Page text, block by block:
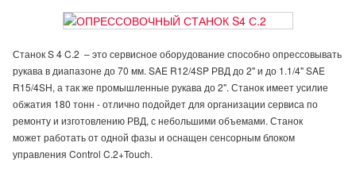
Станок S 4 C.2 – это сервисное оборудование способно опрессовывать
рукава в диапазоне до 70 мм. SAE R12/4SP РВД до 2" и до 1.1/4" SAE
R15/4SH, а так же промышленные рукава до 2". Станок имеет усилие
обжатия 180 тонн - отлично подойдет для организации сервиса по
ремонту и изготовлению РВД, с небольшими объемами. Станок
может работать от одной фазы и оснащен сенсорным блоком
управления Control C.2+Touch.